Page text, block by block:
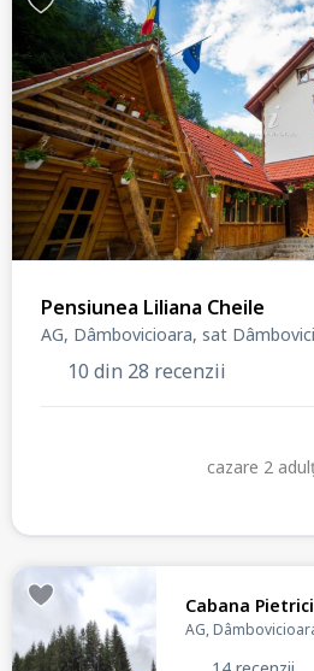
Pensiunea Liliana Cheile
AG, Dâmbovicioara, sat
10 din 28 recenzii
cazare 2
Cabana
AG,